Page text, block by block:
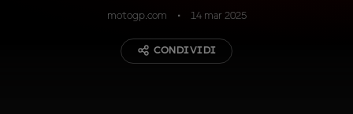
motogp.com 14 mar 2025
CONDIVIDI